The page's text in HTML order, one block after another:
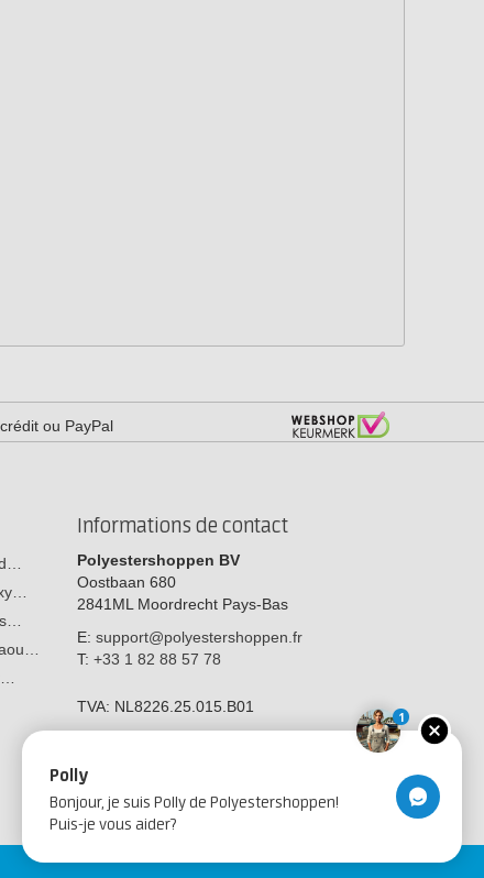
ou PayPal
Informations de contact
Polyestershoppen BV
Oostbaan 680
2841ML Moordrecht Pays-Bas
E: support@polyestershoppen.fr
T: +33 1 82 88 57 78
TVA: NL8226.25.015.B01
1
Polly
Bonjour, je suis Polly de Polyestershoppen!
Puis-je vous aider?